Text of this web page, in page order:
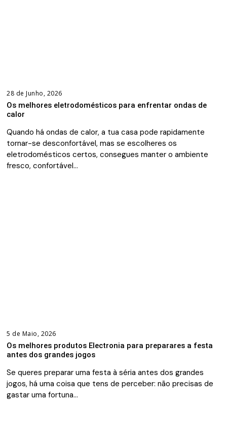
28 de Junho, 2026
Os melhores eletrodomésticos para enfrentar ondas de
calor
Quando há ondas de calor, a tua casa pode rapidamente
tornar-se desconfortável, mas se escolheres os
eletrodomésticos certos, consegues manter o ambiente
fresco, confortável…
5 de Maio, 2026
Os melhores produtos Electronia para preparares a festa
antes dos grandes jogos
Se queres preparar uma festa à séria antes dos grandes
jogos, há uma coisa que tens de perceber: não precisas de
gastar uma fortuna…